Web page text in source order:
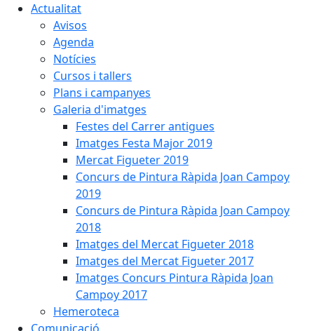
Actualitat
Avisos
Agenda
Notícies
Cursos i tallers
Plans i campanyes
Galeria d'imatges
Festes del Carrer antigues
Imatges Festa Major 2019
Mercat Figueter 2019
Concurs de Pintura Ràpida Joan Campoy
2019
Concurs de Pintura Ràpida Joan Campoy
2018
Imatges del Mercat Figueter 2018
Imatges del Mercat Figueter 2017
Imatges Concurs Pintura Ràpida Joan
Campoy 2017
Hemeroteca